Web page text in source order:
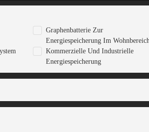
Graphenbatterie Zur
Energiespeicherung Im
Kommerzielle Und Industrielle
Energiespeicherung